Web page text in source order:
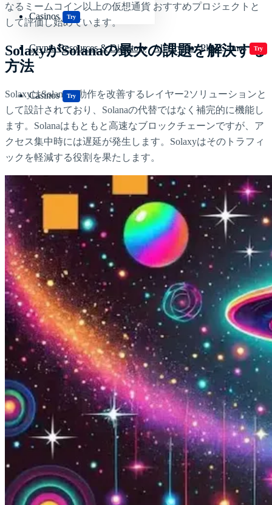
Casinos Try
Crypto Resources & Directory All Crypto Play Games Try
Casinos Try
なるミームコイン以上の仮想通貨 おすすめプロジェクトと
して評価し始めています。
SolaxyがSolanaの最大の課題を解決する
方法
SolaxyはSolanaの動作を改善するレイヤー2ソリューションと
して設計されており、Solanaの代替ではなく補完的に機能し
ます。Solanaはもともと高速なブロックチェーンですが、ア
クセス集中時には遅延が発生します。Solaxyはそのトラフィ
ックを軽減する役割を果たします。